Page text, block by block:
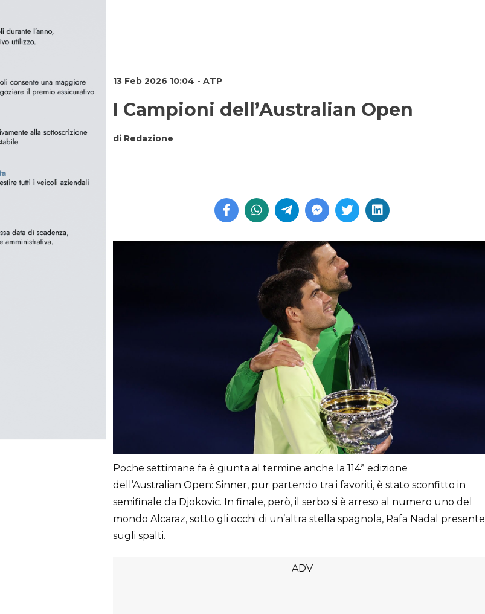
13 Feb 2026 10:04 - ATP
I Campioni dell’Australian Open
di Redazione
Poche settimane fa è giunta al termine anche la 114ª edizione
dell’Australian Open: Sinner, pur partendo tra i favoriti, è stato sconfitto in
semifinale da Djokovic. In finale, però, il serbo si è arreso al numero uno del
mondo Alcaraz, sotto gli occhi di un’altra stella spagnola, Rafa Nadal presente
sugli spalti.